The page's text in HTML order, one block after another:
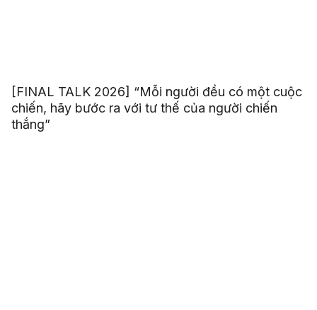
[FINAL TALK 2026] “Mỗi người đều có một cuộc
chiến, hãy bước ra với tư thế của người chiến
thắng”